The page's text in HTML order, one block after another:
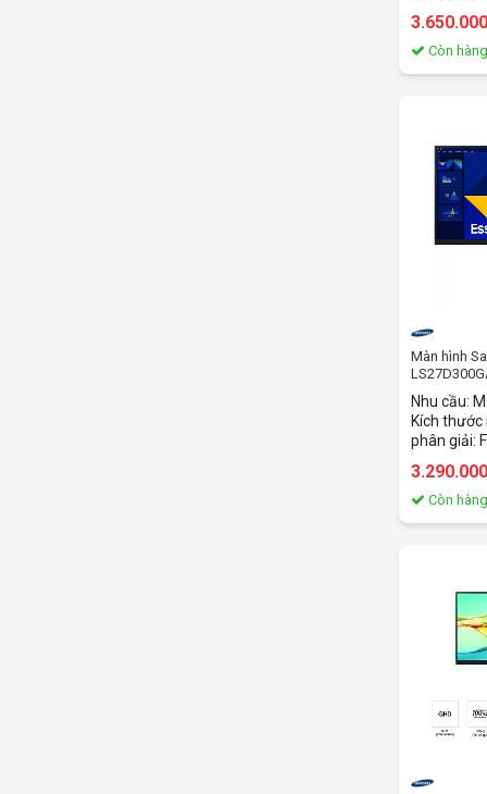
✅ Tỷ lệ
gian đáp
99%
Cổng kết
VGA, 1 x
loa 2 x 2
nguồn,
Còn hàng
Màn hình
inch/FHD/
Nhu cầu:
Kích
phân giải:
Thời gian
quét:
250cd/m2
Còn hàng